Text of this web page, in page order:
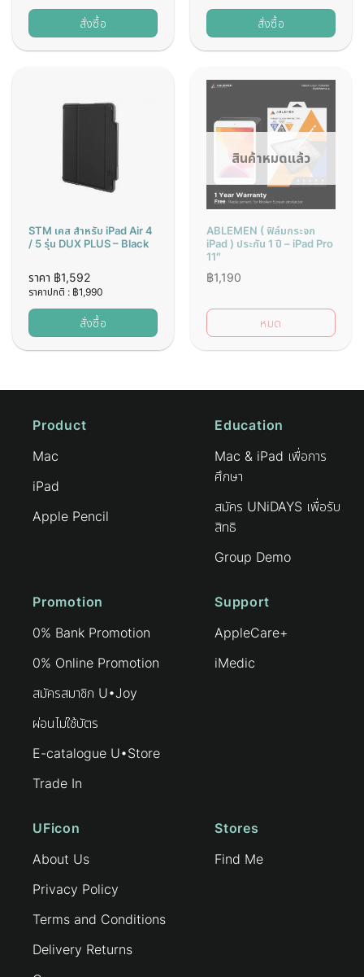
สั่งซื้อ สั่งซื้อ
STM เคส สำหรับ iPad Air 4
/ 5 รุ่น DUX PLUS – Black
ราคา ฿1,592
ราคาปกติ : ฿1,990
สั่งซื้อ
สินค้าหมดแล้ว
ABLEMEN ( ฟิล์มกระจก
iPad ) ประกัน 1 ปี – iPad Pro
11″
฿1,190
หมด
Product
Mac
iPad
Apple Pencil
Education
Mac & iPad เพื่อการ
ศึกษา
สมัคร UNiDAYS เพื่อรับ
สิทธิ
Group Demo
Promotion
0% Bank Promotion
0% Online Promotion
สมัครสมาชิก U•Joy
ผ่อนไม่ใช้บัตร
E-catalogue U•Store
Trade In
Support
AppleCare+
iMedic
UFicon
About Us
Privacy Policy
Terms and Conditions
Delivery Returns
Stores
Find Me